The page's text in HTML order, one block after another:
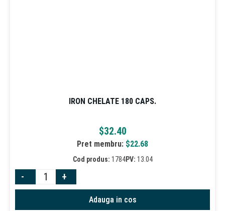
IRON CHELATE 180 CAPS.
$32.40
Pret membru: $22.68
Cod produs: 1784PV: 13.04
- +
Adauga in cos